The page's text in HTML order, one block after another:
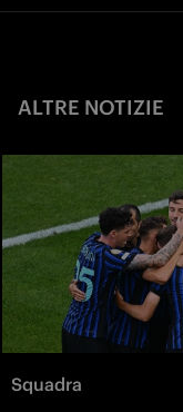
ALTRE NOTIZIE
Squadra